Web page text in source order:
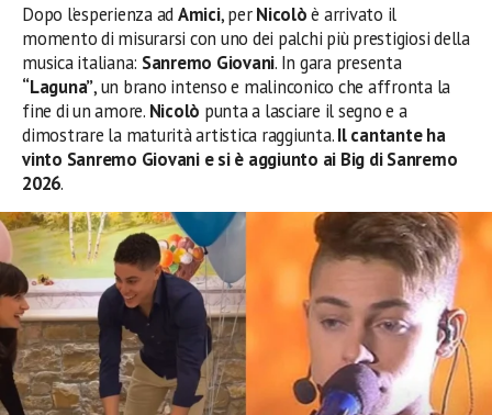
Dopo l’esperienza adAmici, perNicolòè arrivato il
momento di misurarsi con uno dei palchi più prestigiosi della
musica italiana: Sanremo Giovani. In gara presenta
“Laguna”, un brano intenso e malinconico che affronta la
fine di un amore. Nicolò punta a lasciare il segno e a
dimostrare la maturità artistica raggiunta.Il cantante ha
vinto Sanremo Giovani e si è aggiunto ai Big di Sanremo
2026.